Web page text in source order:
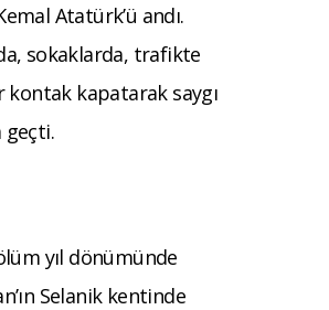
Atatürk’ü andı.
sokaklarda, trafikte
kapatarak saygı
geçti.
yıl dönümünde
Selanik kentinde